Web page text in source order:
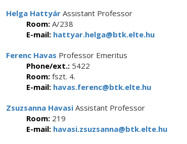
Helga Hattyár Assistant Professor
Room: A/238
E-mail: hattyar.helga@btk.elte.hu
Ferenc Havas Professor Emeritus
Phone/ext.: 5422
Room: fszt. 4.
E-mail: havas.ferenc@btk.elte.hu
Zsuzsanna Havasi Assistant Professor
Room: 219
E-mail: havasi.zsuzsanna@btk.elte.hu